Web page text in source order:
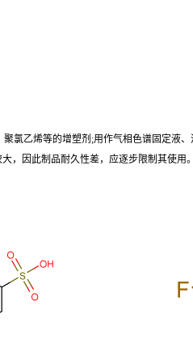
氯乙烯等的增塑剂;用作气相色谱固定液
，因此制品耐久性差，应逐步限制其使用。